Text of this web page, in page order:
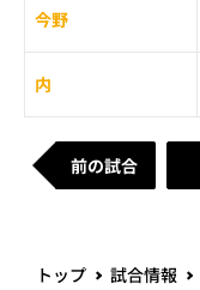
今野
内
前の試合
トップ 試合情報